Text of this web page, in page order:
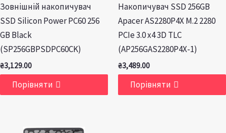
Зовнішній накопичувач
SSD Silicon Power PC60 256
GB Black
(SP256GBPSDPC60CK)
₴3,129.00
Порівняти
Накопичувач SSD 256GB
Apacer AS2280P4X M.2 2280
PCIe 3.0 x4 3D TLC
(AP256GAS2280P4X-1)
₴3,489.00
Порівняти